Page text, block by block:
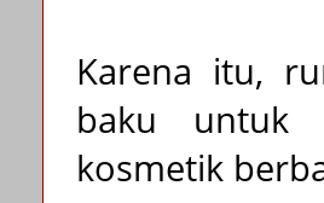
Karena itu,
baku untuk
kosmetik